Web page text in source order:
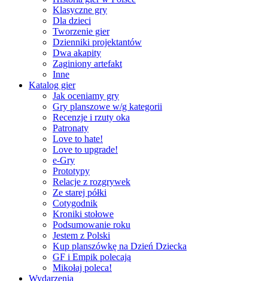
Klasyczne gry
Dla dzieci
Tworzenie gier
Dzienniki projektantów
Dwa akapity
Zaginiony artefakt
Inne
Katalog gier
Jak oceniamy gry
Gry planszowe w/g kategorii
Recenzje i rzuty oka
Patronaty
Love to hate!
Love to upgrade!
e-Gry
Prototypy
Relacje z rozgrywek
Ze starej półki
Cotygodnik
Kroniki stołowe
Podsumowanie roku
Jestem z Polski
Kup planszówkę na Dzień Dziecka
GF i Empik polecają
Mikołaj poleca!
Wydarzenia